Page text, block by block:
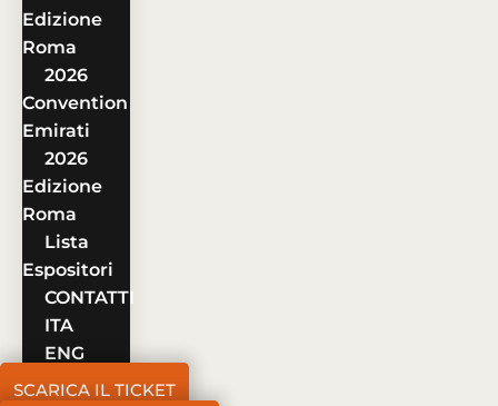
Edizione
Roma
2026
Convention
Emirati
2026
Edizione
Roma
Lista
Espositori
CONTATTI
ITA
ENG
SCARICA IL TICKET